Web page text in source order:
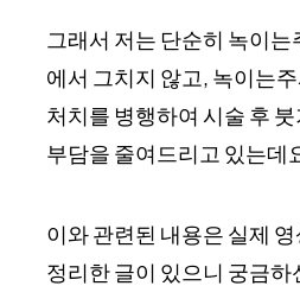
그래서 저는 단순히 녹이
에서 그치지 않고, 녹이는
처치를 병행하여 시술 후
부담을 줄여드리고 있는데
이와 관련된 내용은 실제
정리한 글이 있으니 궁금하